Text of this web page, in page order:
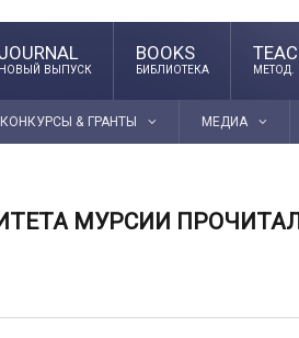
JOURNAL
НОВЫЙ ВЫПУСК
BOOKS
БИБЛИОТЕКА МЕТОД.
КОНКУРСЫ & ГРАНТЫ МЕДИА
МУРСИИ